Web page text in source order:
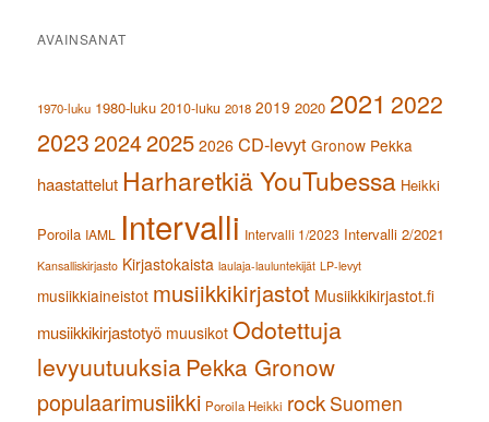
AVAINSANAT
1970-luku 1980-luku 2010-luku 2018 2019 2020 2021 2022
202320242025 2026 CD-levyt Gronow Pekka
haastattelut Harharetkiä YouTubessa Heikki
Poroila IAML Intervalli Intervalli 1/2023 Intervalli 2/2021
Kansalliskirjasto Kirjastokaista laulaja-lauluntekijät LP-levyt
musiikkiaineistot musiikkikirjastot Musiikkikirjastot.fi
musiikkikirjastotyö muusikot Odotettuja
levyuutuuksiaPekka Gronow
populaarimusiikki Poroila Heikki rock Suomen